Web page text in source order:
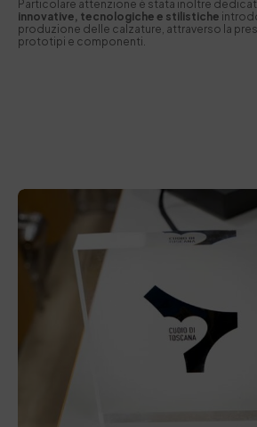
Particolare attenzione è stata inoltre
innovative, tecnologiche e stilistiche
produzione delle calzature, attraverso la
prototipi e componenti.